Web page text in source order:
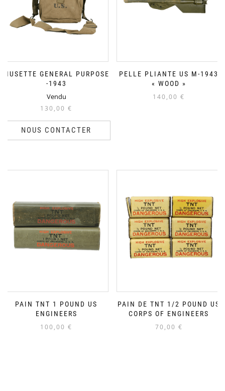
MUSETTE GENERAL PURPOSE
-1943
Vendu
130,00 €
NOUS CONTACTER
PELLE PLIANTE US M-1943
« WOOD »
140,00 €
PAIN TNT 1 POUND US
ENGINEERS
100,00 €
PAIN DE TNT 1/2 POUND US
CORPS OF ENGINEERS
70,00 €